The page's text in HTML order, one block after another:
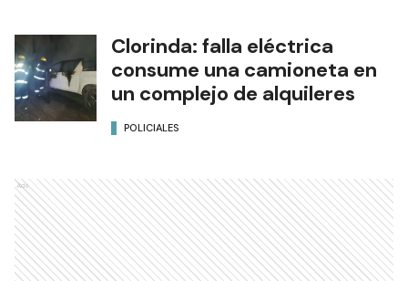
Clorinda: falla eléctrica
consume una camioneta en
un complejo de alquileres
POLICIALES
Ads